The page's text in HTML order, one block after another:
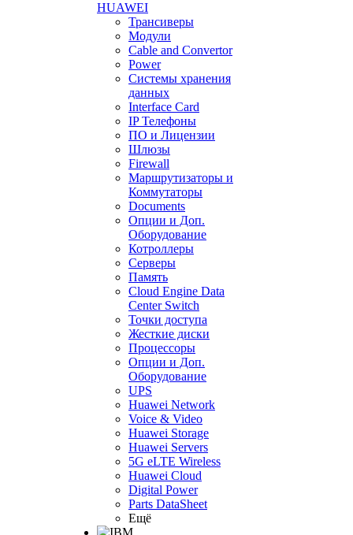
HUAWEI
Трансиверы
Модули
Cable and Convertor
Power
Системы хранения
данных
Interface Card
IP Телефоны
ПО и Лицензии
Шлюзы
Firewall
Маршрутизаторы и
Коммутаторы
Documents
Опции и Доп.
Оборудование
Котроллеры
Серверы
Память
Cloud Engine Data
Center Switch
Точки доступа
Жесткие диски
Процессоры
Опции и Доп.
Оборудование
UPS
Huawei Network
Voice & Video
Huawei Storage
Huawei Servers
5G eLTE Wireless
Huawei Cloud
Digital Power
Parts DataSheet
Ещё